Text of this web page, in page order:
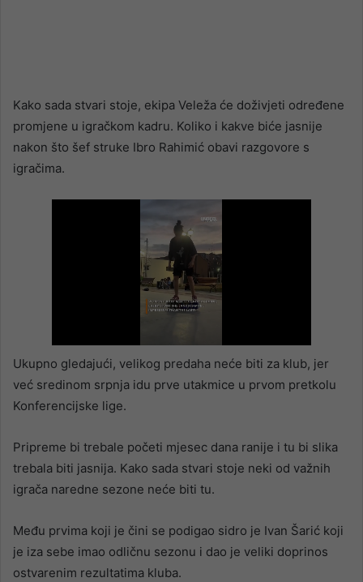
Kako sada stvari stoje, ekipa Veleža će doživjeti određene
promjene u igračkom kadru. Koliko i kakve biće jasnije
nakon što šef struke Ibro Rahimić obavi razgovore s
igračima.
Ukupno gledajući, velikog predaha neće biti za klub, jer
već sredinom srpnja idu prve utakmice u prvom pretkolu
Konferencijske lige.
Pripreme bi trebale početi mjesec dana ranije i tu bi slika
trebala biti jasnija. Kako sada stvari stoje neki od važnih
igrača naredne sezone neće biti tu.
Među prvima koji je čini se podigao sidro je Ivan Šarić koji
je iza sebe imao odličnu sezonu i dao je veliki doprinos
ostvarenim rezultatima kluba.